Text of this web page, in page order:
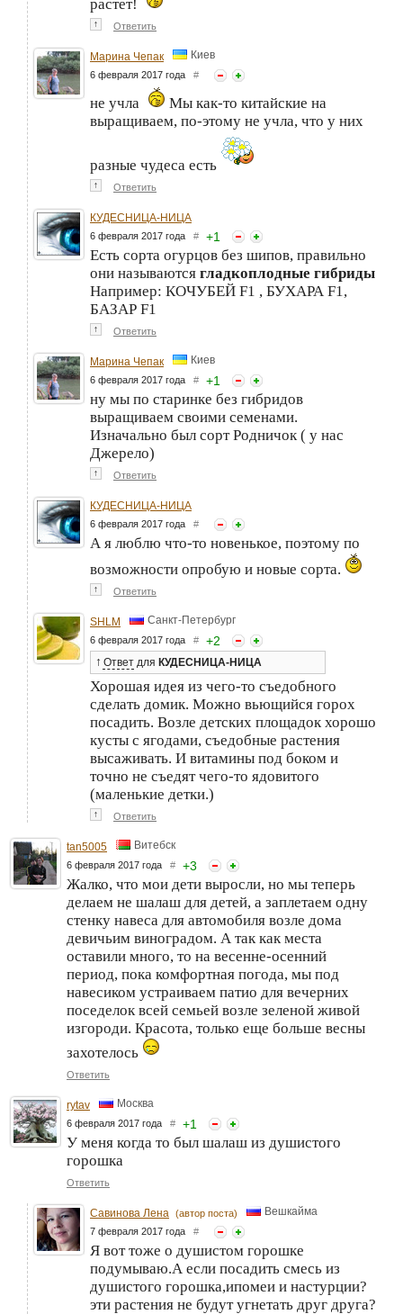
растет!
↑ Ответить
Марина Чепак Киев
6 февраля 2017 года #
не учла
Мы как-то китайские на
выращиваем, по-этому не учла, что у них
разные чудеса есть
↑ Ответить
КУДЕСНИЦА-НИЦА
6 февраля 2017 года # +1
Есть сорта огурцов без шипов, правильно
они называются гладкоплодные гибриды
Например: КОЧУБЕЙ F1 , БУХАРА F1,
БАЗАР F1
↑ Ответить
Марина Чепак Киев
6 февраля 2017 года # +1
ну мы по старинке без гибридов
выращиваем своими семенами.
Изначально был сорт Родничок ( у нас
Джерело)
↑ Ответить
КУДЕСНИЦА-НИЦА
6 февраля 2017 года #
А я люблю что-то новенькое, поэтому по
возможности опробую и новые сорта.
↑ Ответить
SHLM Санкт-Петербург
6 февраля 2017 года # +2
↑ Ответ для КУДЕСНИЦА-НИЦА
Хорошая идея из чего-то съедобного
сделать домик. Можно вьющийся горох
посадить. Возле детских площадок хорошо
кусты с ягодами, съедобные растения
высаживать. И витамины под боком и
точно не съедят чего-то ядовитого
(маленькие детки.)
↑ Ответить
tan5005 Витебск
6 февраля 2017 года # +3
Жалко, что мои дети выросли, но мы теперь
делаем не шалаш для детей, а заплетаем одну
стенку навеса для автомобиля возле дома
девичьим виноградом. А так как места
оставили много, то на весенне-осенний
период, пока комфортная погода, мы под
навесиком устраиваем патио для вечерних
поседелок всей семьей возле зеленой живой
изгороди. Красота, только еще больше весны
захотелось
Ответить
rytav Москва
6 февраля 2017 года # +1
У меня когда то был шалаш из душистого
горошка
Ответить
Савинова Лена (автор поста) Вешкайма
7 февраля 2017 года #
Я вот тоже о душистом горошке
подумываю.А если посадить смесь из
душистого горошка,ипомеи и настурции?
эти растения не будут угнетать друг друга?